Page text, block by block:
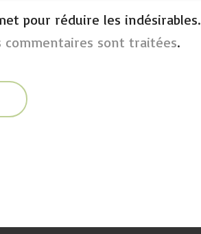
pour réduire les indésirables.
commentaires sont traitées.